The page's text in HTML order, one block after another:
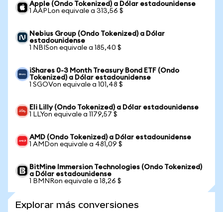
Apple (Ondo Tokenized) a Dólar estadounidense
1 AAPLon equivale a 313,56 $
Nebius Group (Ondo Tokenized) a Dólar
estadounidense
1 NBISon equivale a 185,40 $
iShares 0-3 Month Treasury Bond ETF (Ondo
Tokenized) a Dólar estadounidense
1 SGOVon equivale a 101,48 $
Eli Lilly (Ondo Tokenized) a Dólar estadounidense
1 LLYon equivale a 1179,57 $
AMD (Ondo Tokenized) a Dólar estadounidense
1 AMDon equivale a 481,09 $
BitMine Immersion Technologies (Ondo Tokenized)
a Dólar estadounidense
1 BMNRon equivale a 18,26 $
Explorar más conversiones